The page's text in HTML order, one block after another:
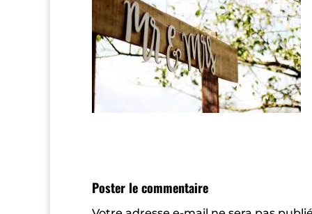
Poster le commentaire